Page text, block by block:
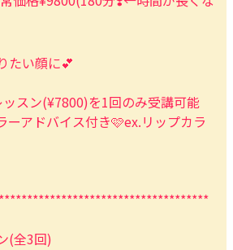
たい顔に💕
スン(¥7800)を1回のみ受講可能
アドバイス付き🩷ex.リップカラ
(全3回)